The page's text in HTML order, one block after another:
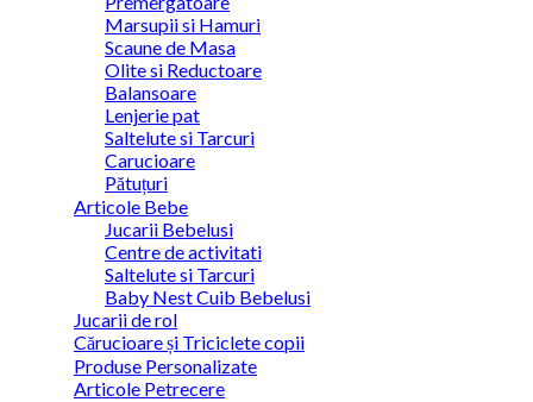
Marsupii si Hamuri
Scaune de Masa
Olite si Reductoare
Balansoare
Lenjerie pat
Saltelute si Tarcuri
Carucioare
Pătuțuri
Articole Bebe
Jucarii Bebelusi
Centre de activitati
Saltelute si Tarcuri
Baby Nest Cuib Bebelusi
Jucarii de rol
Cărucioare și Triciclete copii
Produse Personalizate
Articole Petrecere